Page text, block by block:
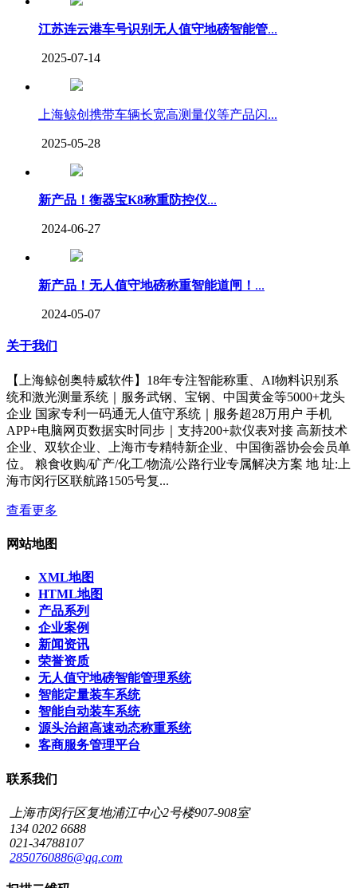
江苏连云港车号识别无人值守地磅智能管...
2025-07-14
上海鲸创携带车辆长宽高测量仪等产品闪...
2025-05-28
新产品！衡器宝K8称重防控仪...
2024-06-27
新产品！无人值守地磅称重智能道闸！ ...
2024-05-07
关于我们
【上海鲸创奥特威软件】18年专注智能称重、AI物料识别系
统和激光测量系统｜服务武钢、宝钢、中国黄金等5000+龙头
企业 国家专利一码通无人值守系统｜服务超28万用户 手机
APP+电脑网页数据实时同步｜支持200+款仪表对接 高新技术
企业、双软企业、上海市专精特新企业、中国衡器协会会员单
位。 粮食收购/矿产/化工/物流/公路行业专属解决方案 地 址:上
海市闵行区联航路1505号复...
查看更多
网站地图
XML地图
HTML地图
产品系列
企业案例
新闻资讯
荣誉资质
无人值守地磅智能管理系统
智能定量装车系统
智能自动装车系统
源头治超高速动态称重系统
客商服务管理平台
联系我们
上海市闵行区复地浦江中心2号楼907-908室
134 0202 6688
021-34788107
2850760886@qq.com